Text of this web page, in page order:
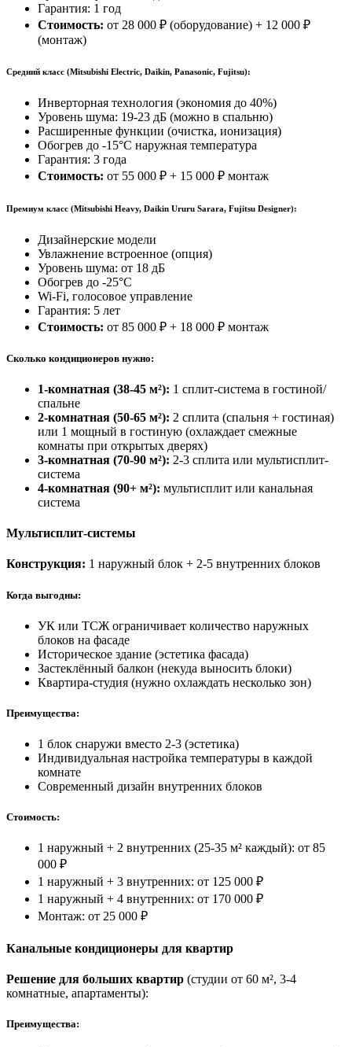
Гарантия: 1 год
Стоимость: от 28 000 ₽ (оборудование) + 12 000 ₽
(монтаж)
Средний класс (Mitsubishi Electric, Daikin, Panasonic, Fujitsu):
Инверторная технология (экономия до 40%)
Уровень шума: 19-23 дБ (можно в спальню)
Расширенные функции (очистка, ионизация)
Обогрев до -15°C наружная температура
Гарантия: 3 года
Стоимость: от 55 000 ₽ + 15 000 ₽ монтаж
Премиум класс (Mitsubishi Heavy, Daikin Ururu Sarara, Fujitsu Designer):
Дизайнерские модели
Увлажнение встроенное (опция)
Уровень шума: от 18 дБ
Обогрев до -25°C
Wi-Fi, голосовое управление
Гарантия: 5 лет
Стоимость: от 85 000 ₽ + 18 000 ₽ монтаж
Сколько кондиционеров нужно:
1-комнатная (38-45 м²): 1 сплит-система в гостиной/
спальне
2-комнатная (50-65 м²): 2 сплита (спальня + гостиная)
или 1 мощный в гостиную (охлаждает смежные
комнаты при открытых дверях)
3-комнатная (70-90 м²): 2-3 сплита или мультисплит-
система
4-комнатная (90+ м²): мультисплит или канальная
система
Мультисплит-системы
Конструкция: 1 наружный блок + 2-5 внутренних блоков
Когда выгодны:
УК или ТСЖ ограничивает количество наружных
блоков на фасаде
Историческое здание (эстетика фасада)
Застеклённый балкон (некуда выносить блоки)
Квартира-студия (нужно охлаждать несколько зон)
Преимущества:
1 блок снаружи вместо 2-3 (эстетика)
Индивидуальная настройка температуры в каждой
комнате
Современный дизайн внутренних блоков
Стоимость:
1 наружный + 2 внутренних (25-35 м² каждый): от 85
000 ₽
1 наружный + 3 внутренних: от 125 000 ₽
1 наружный + 4 внутренних: от 170 000 ₽
Монтаж: от 25 000 ₽
Канальные кондиционеры для квартир
Решение для больших квартир (студии от 60 м², 3-4
комнатные, апартаменты):
Преимущества: